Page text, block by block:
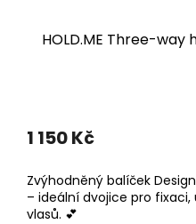
HOLD.ME Three-way
1 150 Kč
Zvýhodněný balíček
– ideální dvojice pro fixaci,
vlasů. 💕